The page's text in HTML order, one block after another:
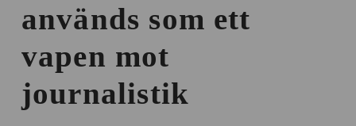
används som ett
vapen mot
journalistik